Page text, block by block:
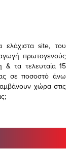
ελάχισταsite, του
πρωτογενούς
& τα τελευταία 15
σε ποσοστό άνω
χώρα στις